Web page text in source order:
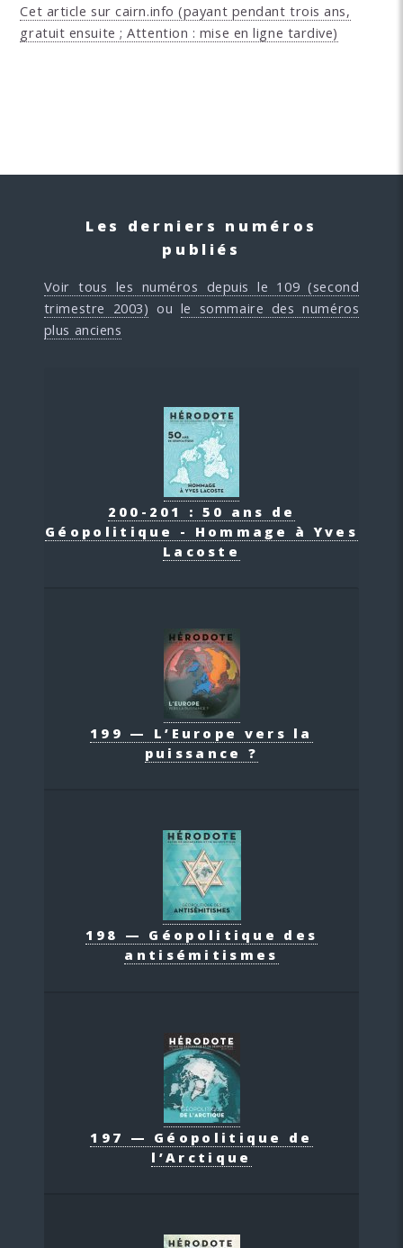
Cet article sur cairn.info (payant pendant trois ans,
gratuit ensuite ; Attention : mise en ligne tardive)
Les derniers numéros
publiés
Voir tous les numéros depuis le 109 (second
trimestre 2003) ou le sommaire des numéros
plus anciens
200-201 : 50 ans de
Géopolitique - Hommage à Yves
Lacoste
199 — L’Europe vers la
puissance ?
198 — Géopolitique des
antisémitismes
197 — Géopolitique de
l’Arctique